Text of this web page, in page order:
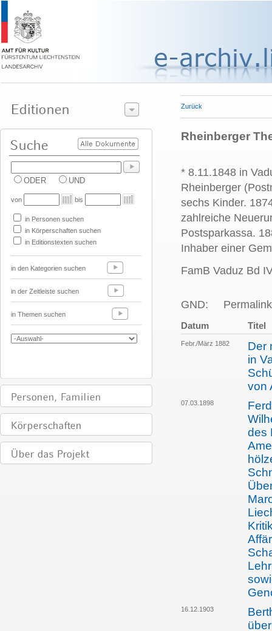
ODER UND
von bis
in Personen suchen
in Körperschaften suchen
in Editionstexten suchen
in den Kategorien suchen
in der Zeitleiste suchen
in Themen suchen
Zurück
Rheinberger
* 8.11.1848 in
Rheinberger
sechs Kinder.
zahlreiche
Postsparkassa.
Inhaber einer
FamB Vaduz Bd
GND:
Datum Titel
Febr./März 1882
Der
in
von
07.03.1898
des
16.12.1903